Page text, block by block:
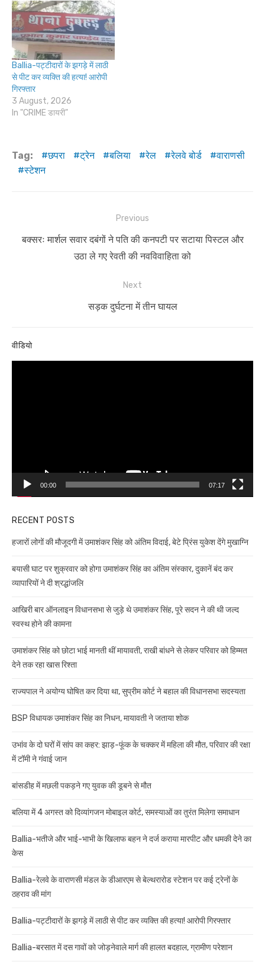
Ballia-पट्टीदारों के झगड़े में लाठी
से पीट कर व्यक्ति की हत्या! आरोपी
गिरफ्तार
3 August, 2026
In "CRIME डायरी"
Tag: छपरा ट्रेन बलिया रेल रेलवे बोर्ड
वाराणसी
स्टेशन
navigation
Previous
Previous
बक्सरः मार्शल सवार दबंगों ने पति की कनपटी पर सटाया पिस्टल और
उठा ले गए रेवती की नवविवाहिता को
Next
Next
सड़क दुर्घटना में तीन घायल
वीडियो
00:00 07:17
RECENT POSTS
हजारों लोगों की मौजूदगी में उमाशंकर सिंह को अंतिम विदाई, बेटे प्रिंस युकेश देंगे मुखाग्नि
बयासी घाट पर शुक्रवार को होगा उमाशंकर सिंह का अंतिम संस्कार, दुकानें बंद कर
व्यापारियों ने दी श्रद्धांजलि
आखिरी बार ऑनलाइन विधानसभा से जुड़े थे उमाशंकर सिंह, पूरे सदन ने की थी जल्द
स्वस्थ होने की कामना
उमाशंकर सिंह को छोटा भाई मानती थीं मायावती, राखी बांधने से लेकर परिवार को हिम्मत
देने तक रहा खास रिश्ता
राज्यपाल ने अयोग्य घोषित कर दिया था, सुप्रीम कोर्ट ने बहाल की विधानसभा सदस्यता
BSP विधायक उमाशंकर सिंह का निधन, मायावती ने जताया शोक
उभांव के दो घरों में सांप का कहर: झाड़-फूंक के चक्कर में महिला की मौत, परिवार की रक्षा
में टॉमी ने गंवाई जान
बांसडीह में मछली पकड़ने गए युवक की डूबने से मौत
बलिया में 4 अगस्त को दिव्यांगजन मोबाइल कोर्ट, समस्याओं का तुरंत मिलेगा समाधान
Ballia-भतीजे और भाई-भाभी के खिलाफ बहन ने दर्ज कराया मारपीट और धमकी देने का
केस
Ballia-रेलवे के वाराणसी मंडल के डीआरएम से बेल्थरारोड स्टेशन पर कई ट्रेनों के
ठहराव की मांग
Ballia-पट्टीदारों के झगड़े में लाठी से पीट कर व्यक्ति की हत्या! आरोपी गिरफ्तार
Ballia-बरसात में दस गावों को जोड़नेवाले मार्ग की हालत बदहाल, ग्रामीण परेशान